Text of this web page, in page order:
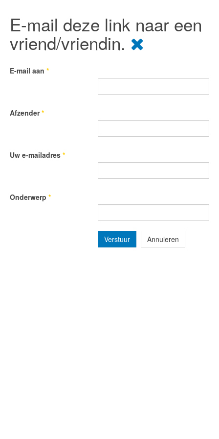
E-mail deze link naar een
vriend/vriendin.
E-mail aan *
Afzender*
Uw e-mailadres *
Onderwerp *
Verstuur Annuleren